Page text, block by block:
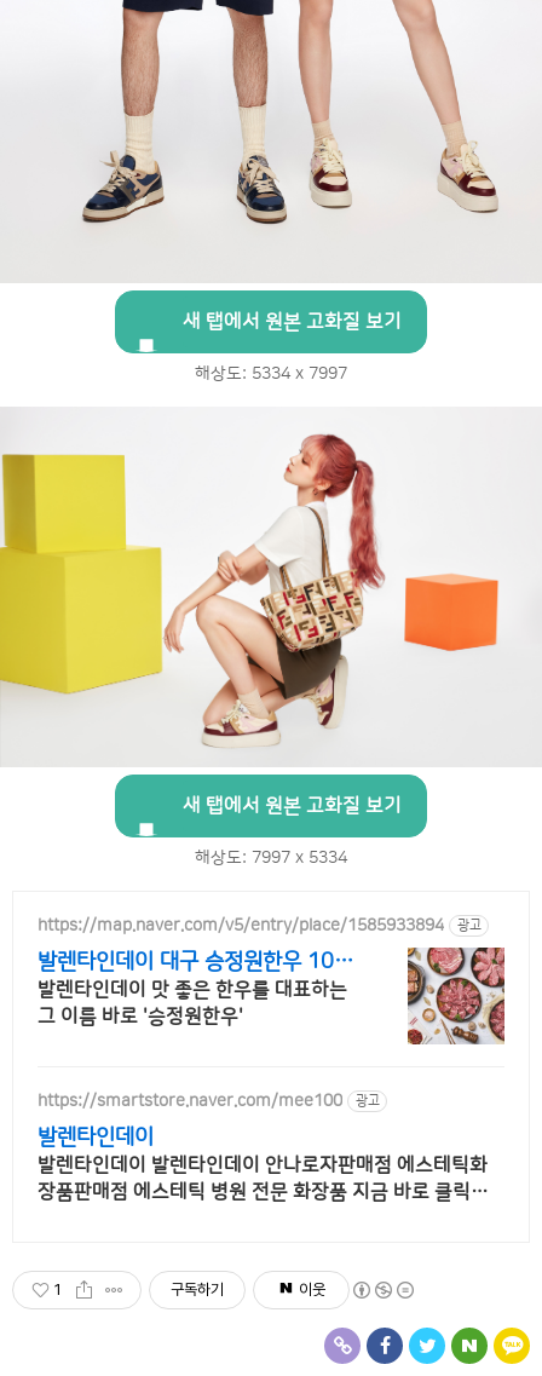
새 탭에서 원본 고화질 보기
해상도: 5334 x 7997
새 탭에서 원본 고화질 보기
해상도: 7997 x 5334
https://map.naver.com/v5/entry/place/1585933894 광고
발렌타인데이 대구 승정원한우 10년
이상의 한우 전통 맛집
발렌타인데이 맛 좋은 한우를 대표하는
그 이름 바로 '승정원한우'
https://smartstore.naver.com/mee100 광고
발렌타인데이
발렌타인데이 발렌타인데이 안나로자판매점 에스테틱화
장품판매점 에스테틱 병원 전문 화장품 지금 바로 클릭하
1 구독하기 이웃